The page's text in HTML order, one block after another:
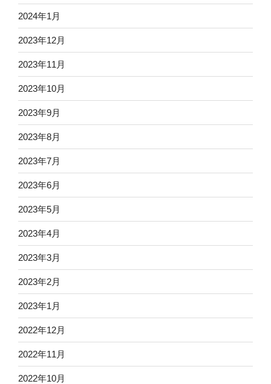
2024年1月
2023年12月
2023年11月
2023年10月
2023年9月
2023年8月
2023年7月
2023年6月
2023年5月
2023年4月
2023年3月
2023年2月
2023年1月
2022年12月
2022年11月
2022年10月